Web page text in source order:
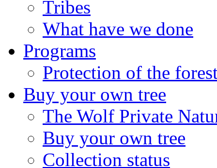
Tribes
What have we done
Programs
Protection of the
Buy your own tree
The Wolf Private
Buy your own tree
Collection status